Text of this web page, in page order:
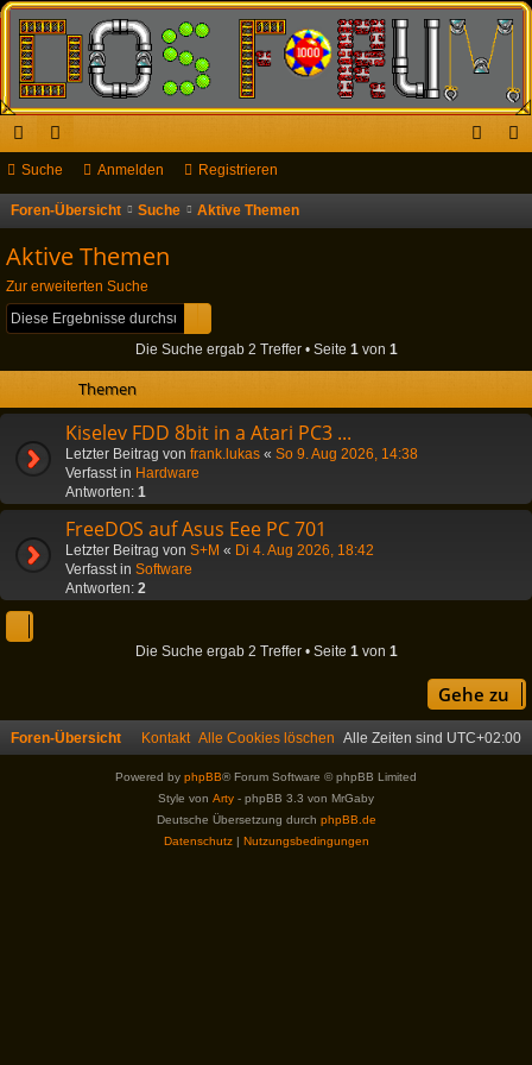
ch
ne
llz
ug
riff
or
en
Suche Anmelden Registrieren
Foren-Übersicht Suche Aktive Themen
Aktive Themen
Zur erweiterten Suche
Die Suche ergab 2 Treffer • Seite 1von 1
Themen
Kiselev FDD 8bit in a Atari PC3 ...
Letzter Beitrag von frank.lukas « So 9. Aug 2026, 14:38
Verfasst in Hardware
Antworten: 1
FreeDOS auf Asus Eee PC 701
Letzter Beitrag von S+M « Di 4. Aug 2026, 18:42
Verfasst in Software
Antworten: 2
Die Suche ergab 2 Treffer • Seite 1von 1
Gehe zu
Foren-Übersicht Alle Zeiten sind UTC+02:00
Alle Cookies löschen
Kontakt
Powered by phpBB® Forum Software © phpBB Limited
Style von Arty - phpBB 3.3 von MrGaby
Deutsche Übersetzung durch phpBB.de
Datenschutz| Nutzungsbedingungen